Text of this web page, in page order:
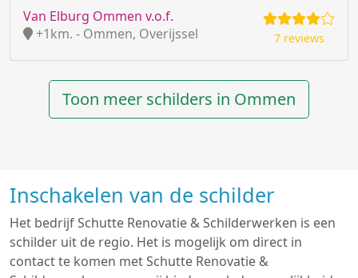
Van Elburg Ommen v.o.f.
+1km. - Ommen, Overijssel
7 reviews
Toon meer schilders in Ommen
Inschakelen van de schilder
Het bedrijf Schutte Renovatie & Schilderwerken is een
schilder uit de regio. Het is mogelijk om direct in
contact te komen met Schutte Renovatie &